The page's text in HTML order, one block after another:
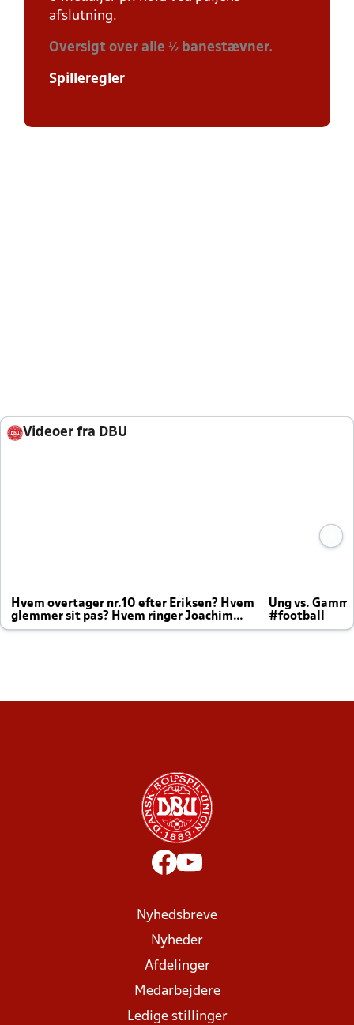
afslutning.
Oversigt over alle ½ banestævner.
Spilleregler
Videoer fra DBU
Hvem overtager nr.10 efter Eriksen? Hvem
glemmer sit pas? Hvem ringer Joachim
altid til efter kampe?
Ung vs.
#football
Nyhedsbreve
Nyheder
Afdelinger
Medarbejdere
Ledige stillinger